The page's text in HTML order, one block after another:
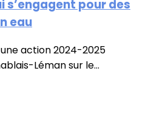
s’engagent pour des
eau
action 2024-2025
Léman sur le...